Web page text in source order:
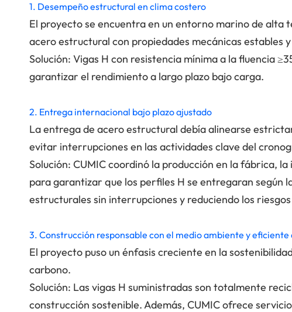
1. Desempeño estructural en clima costero
El proyecto se encuentra en un entorno marino de alta
acero estructural con propiedades mecánicas estables
Solución: Vigas H con resistencia mínima a la fluencia
garantizar el rendimiento a largo plazo bajo carga.
2. Entrega internacional bajo plazo ajustado
La entrega de acero estructural debía alinearse
evitar interrupciones en las actividades clave del
Solución: CUMIC coordinó la producción en la fábrica,
para garantizar que los perfiles H se entregaran según
estructurales sin interrupciones y reduciendo los
3. Construcción responsable con el medio ambiente y eficiente
El proyecto puso un énfasis creciente en la
carbono.
Solución: Las vigas H suministradas son totalmente
construcción sostenible. Además, CUMIC ofrece